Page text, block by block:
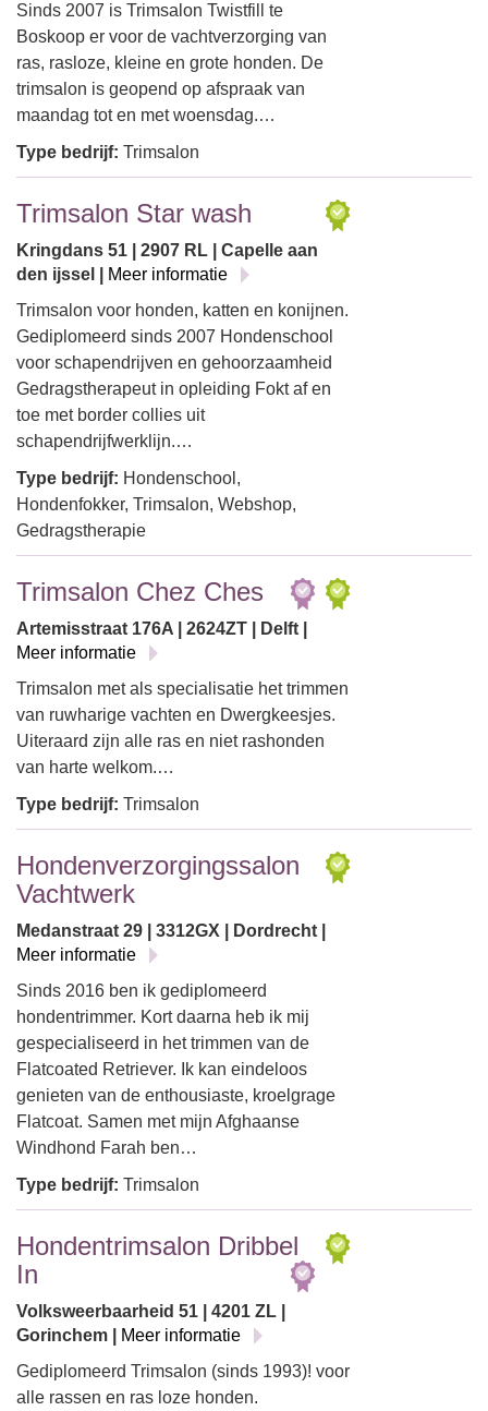
Sinds 2007 is Trimsalon Twistfill te
Boskoop er voor de vachtverzorging van
ras, rasloze, kleine en grote honden. De
trimsalon is geopend op afspraak van
maandag tot en met woensdag.…
Type bedrijf: Trimsalon
Trimsalon Star wash
Kringdans 51 | 2907 RL | Capelle aan
den ijssel |
Meer informatie
Trimsalon voor honden, katten en konijnen.
Gediplomeerd sinds 2007 Hondenschool
voor schapendrijven en gehoorzaamheid
Gedragstherapeut in opleiding Fokt af en
toe met border collies uit
schapendrijfwerklijn.…
Type bedrijf: Hondenschool,
Hondenfokker, Trimsalon, Webshop,
Gedragstherapie
Trimsalon Chez Ches
Artemisstraat 176A | 2624ZT | Delft |
Meer informatie
Trimsalon met als specialisatie het trimmen
van ruwharige vachten en Dwergkeesjes.
Uiteraard zijn alle ras en niet rashonden
van harte welkom.…
Type bedrijf: Trimsalon
Hondenverzorgingssalon
Vachtwerk
Medanstraat 29 | 3312GX | Dordrecht |
Meer informatie
Sinds 2016 ben ik gediplomeerd
hondentrimmer. Kort daarna heb ik mij
gespecialiseerd in het trimmen van de
Flatcoated Retriever. Ik kan eindeloos
genieten van de enthousiaste, kroelgrage
Flatcoat. Samen met mijn Afghaanse
Windhond Farah ben…
Type bedrijf: Trimsalon
Hondentrimsalon Dribbel
In
Volksweerbaarheid 51 | 4201 ZL |
Gorinchem |
Meer informatie
Gediplomeerd Trimsalon (sinds 1993)! voor
alle rassen en ras loze honden.